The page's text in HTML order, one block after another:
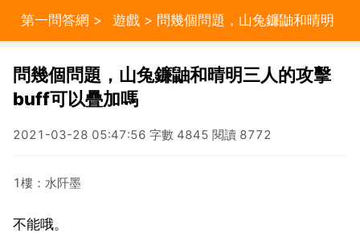
第一問答網 > 遊戲 > 問幾個問題，山兔鐮鼬和晴明
三人的攻擊buff可以疊加嗎
問幾個問題，山兔鐮鼬和晴明三人的攻擊
buff可以疊加嗎
2021-03-28 05:47:56 字數 4845 閱讀 8772
1樓：水阡墨
不能哦。